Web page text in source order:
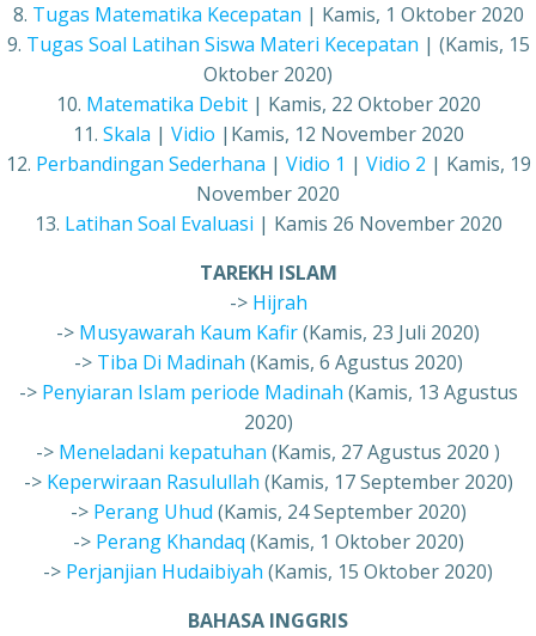
8. Tugas Matematika Kecepatan | Kamis, 1 Oktober 2020
9. Tugas Soal Latihan Siswa Materi Kecepatan | (Kamis, 15
Oktober 2020)
10. Matematika Debit | Kamis, 22 Oktober 2020
11. Skala | Vidio |Kamis, 12 November 2020
12. Perbandingan Sederhana | Vidio 1 | Vidio 2 | Kamis, 19
November 2020
13. Latihan Soal Evaluasi | Kamis 26 November 2020
TAREKH ISLAM
-> Hijrah
-> Musyawarah Kaum Kafir(Kamis, 23 Juli 2020)
-> Tiba Di Madinah (Kamis, 6 Agustus 2020)
-> Penyiaran Islam periode Madinah (Kamis, 13 Agustus
2020)
-> Meneladani kepatuhan (Kamis, 27 Agustus 2020 )
-> Keperwiraan Rasulullah (Kamis, 17 September 2020)
-> Perang Uhud (Kamis, 24 September 2020)
-> Perang Khandaq (Kamis, 1 Oktober 2020)
-> Perjanjian Hudaibiyah (Kamis, 15 Oktober 2020)
BAHASA INGGRIS